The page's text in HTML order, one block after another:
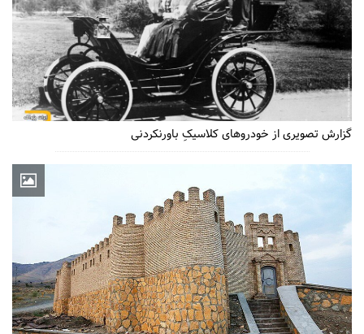
گزارش تصویری از خودروهای کلاسیکِ باورنکردنی